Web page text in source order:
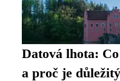
Datová lhota:
a proč je důležitý